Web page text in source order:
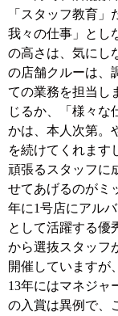
「スタッフ教育」
我々の仕事」とし
の高さは、気にし
の店舗クルーは、
ての業務を担当し
じるか、「様々な
かは、本人次第。
を続けてくれます
頑張るスタッフに
せてあげるのがミ
年に1号店にアル
として活躍する優
から選抜スタッフ
開催していますが
13年にはマネジャ
の入賞は異例で、